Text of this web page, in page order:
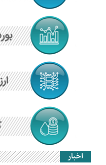
اخبار